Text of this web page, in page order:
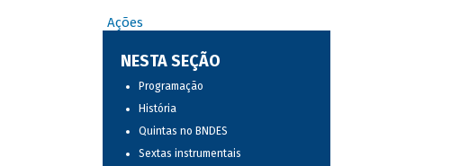
Ações
NESTA SEÇÃO
Programação
História
Quintas no BNDES
Sextas instrumentais